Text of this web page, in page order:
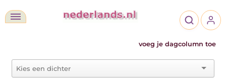
voeg je dagcolumn toe